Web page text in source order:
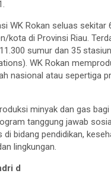
WK Rokan seluas sekitar
kota di Provinsi Riau.
sumur dan 35
WK Rokan
nasional atau sepertiga
minyak dan gas bagi
tanggung jawab
di bidang pendidikan,
lingkungan.
d